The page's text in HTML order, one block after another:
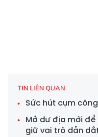
TIN LIÊN QUAN
Sức hút cụm
Mở dư địa mới
giữ vai trò dẫn